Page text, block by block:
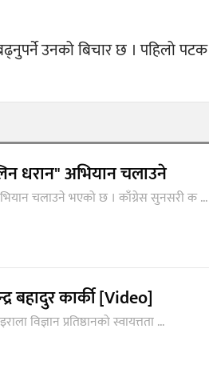
उनको बिचार छ । पहिलो पटक
धरान" अभियान चलाउने
चलाउने भएको छ । काँग्रेस सुनसरी क ...
बहादुर कार्की [Video]
विज्ञान प्रतिष्ठानको स्वायत्तता ...